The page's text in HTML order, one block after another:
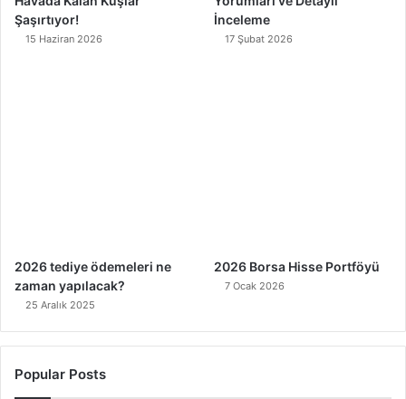
Şaşırtıyor!
15 Haziran 2026
İnceleme
17 Şubat 2026
2026 tediye ödemeleri ne
zaman yapılacak?
25 Aralık 2025
2026 Borsa Hisse Portföyü
7 Ocak 2026
Popular Posts